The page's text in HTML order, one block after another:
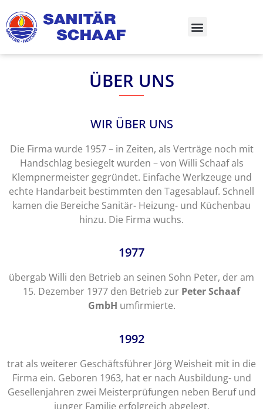
ÜBER UNS
WIR ÜBER UNS
Die Firma wurde 1957 – in Zeiten, als Verträge noch mit
Handschlag besiegelt wurden – von Willi Schaaf als
Klempnermeister gegründet. Einfache Werkzeuge und
echte Handarbeit bestimmten den Tagesablauf. Schnell
kamen die Bereiche Sanitär- Heizung- und Küchenbau
hinzu. Die Firma wuchs.
1977
übergab Willi den Betrieb an seinen Sohn Peter, der am
15. Dezember 1977 den Betrieb zur Peter Schaaf
GmbH umfirmierte.
1992
trat als weiterer Geschäftsführer Jörg Weisheit mit in die
Firma ein. Geboren 1963, hat er nach Ausbildung- und
Gesellenjahren zwei Meisterprüfungen neben Beruf und
junger Familie erfolgreich abgelegt.